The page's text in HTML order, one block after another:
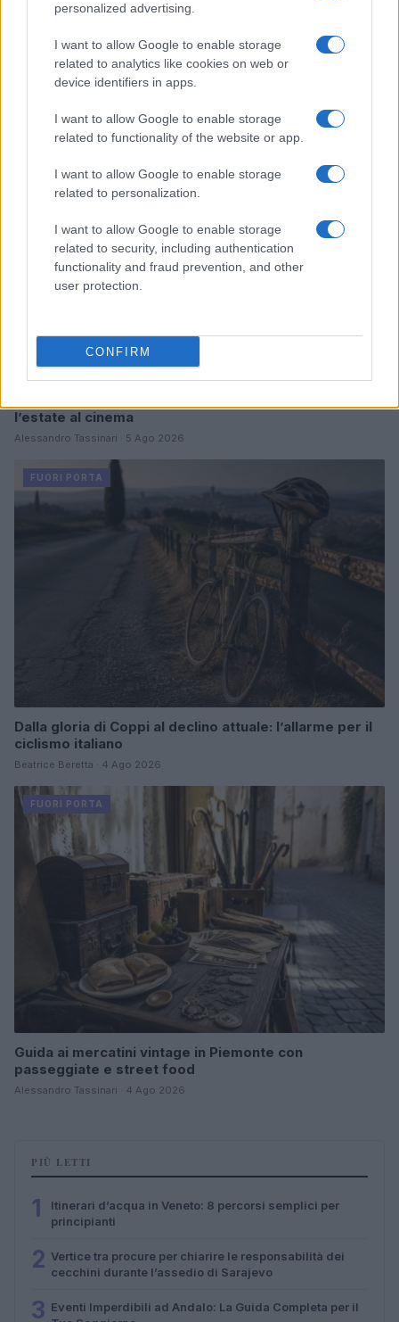
personalized advertising.
I want to allow Google to enable storage
related to analytics like cookies on web or
device identifiers in apps.
I want to allow Google to enable storage
related to functionality of the website or app.
I want to allow Google to enable storage
related to personalization.
I want to allow Google to enable storage
related to security, including authentication
functionality and fraud prevention, and other
user protection.
CONFIRM
l’estate al cinema
Alessandro Tassinari · 5 Ago 2026
FUORI PORTA
Dalla gloria di Coppi al declino attuale: l’allarme per il
ciclismo italiano
Beatrice Beretta · 4 Ago 2026
FUORI PORTA
Guida ai mercatini vintage in Piemonte con
passeggiate e street food
Alessandro Tassinari · 4 Ago 2026
PIÙ LETTI
1
Itinerari d’acqua in Veneto: 8 percorsi semplici per
principianti
2 Vertice tra procure per chiarire le responsabilità dei
cecchini durante l’assedio di Sarajevo
3 Eventi Imperdibili ad Andalo: La Guida Completa per il